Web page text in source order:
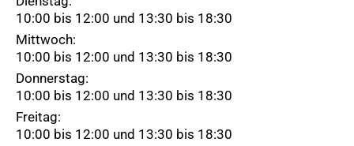
10:00 bis 12:00 und 13:30 bis 18:30
Mittwoch:
10:00 bis 12:00 und 13:30 bis 18:30
Donnerstag:
10:00 bis 12:00 und 13:30 bis 18:30
Freitag:
10:00 bis 12:00 und 13:30 bis 18:30